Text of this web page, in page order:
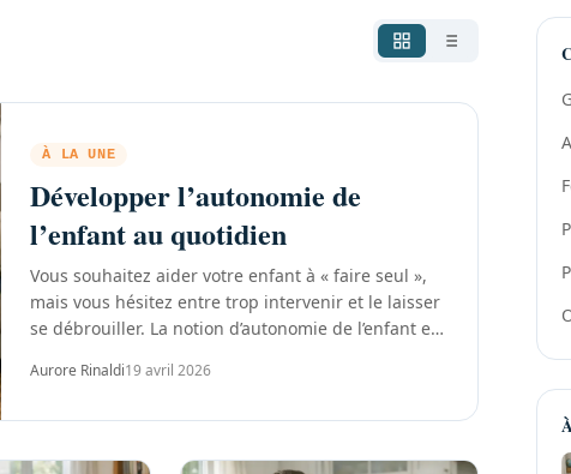
À LA UNE
Développer l’autonomie de
l’enfant au quotidien
Vous souhaitez aider votre enfant à « faire seul »,
mais vous hésitez entre trop intervenir et le laisser
se débrouiller. La notion d’autonomie de l’enfant est
Aurore Rinaldi19 avril 2026